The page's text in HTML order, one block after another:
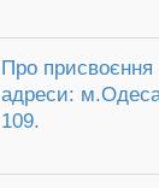
Про присвоєння
адреси:
109.